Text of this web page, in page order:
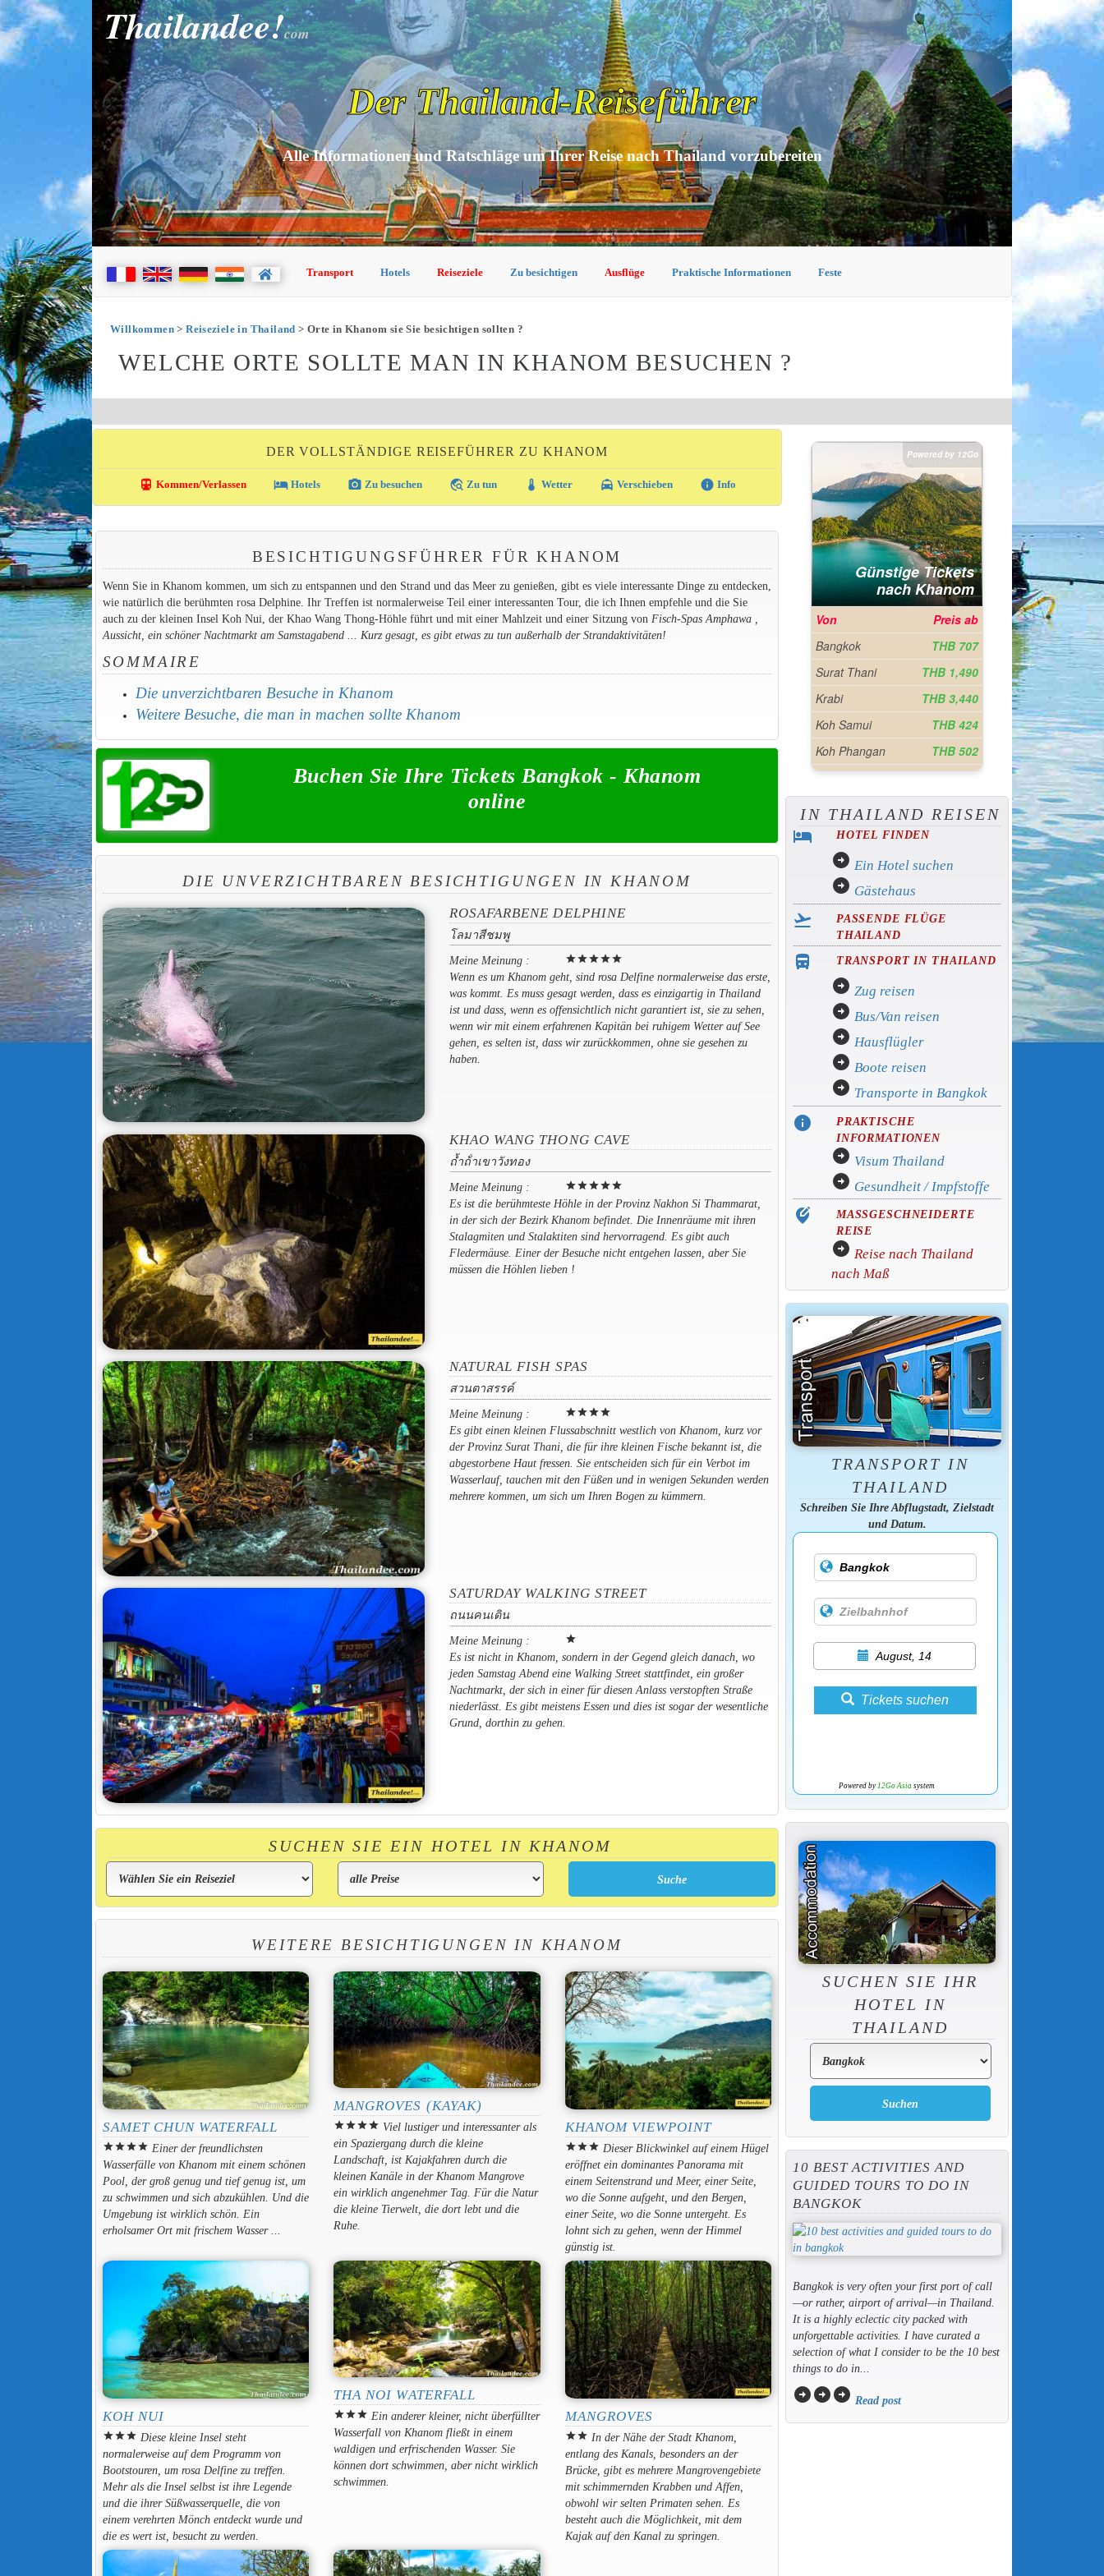
Thailandee!com
Der Thailand-Reiseführer
Alle Informationen und Ratschläge um Ihrer Reise nach Thailand vorzubereiten
Transport Hotels Reiseziele Zu besichtigen Ausflüge Praktische Informationen Feste
Willkommen>Reiseziele in Thailand > Orte in Khanom sie Sie besichtigen sollten ?
WELCHE ORTE SOLLTE MAN IN KHANOM BESUCHEN ?
DER VOLLSTÄNDIGE REISEFÜHRER ZU KHANOM
directions_transit Kommen/Verlassen local_hotelHotels photo_camera Zu besuchen travel_explore Zu tun thermostat Wetter local_taxi Verschieben info Info
BESICHTIGUNGSFÜHRER FÜR KHANOM
Wenn Sie in Khanom kommen, um sich zu entspannen und den Strand und das Meer zu genießen, gibt es viele interessante Dinge zu entdecken,
wie natürlich die berühmten rosa Delphine. Ihr Treffen ist normalerweise Teil einer interessanten Tour, die ich Ihnen empfehle und die Sie
auch zu der kleinen Insel Koh Nui, der Khao Wang Thong-Höhle führt und mit einer Mahlzeit und einer Sitzung von Fisch-Spas Amphawa ,
Aussicht, ein schöner Nachtmarkt am Samstagabend ... Kurz gesagt, es gibt etwas zu tun außerhalb der Strandaktivitäten!
SOMMAIRE
Die unverzichtbaren Besuche in Khanom
Weitere Besuche, die man in machen sollte Khanom
Buchen Sie Ihre Tickets Bangkok - Khanom
online
DIE UNVERZICHTBAREN BESICHTIGUNGEN IN KHANOM
ROSAFARBENE DELPHINE
โลมาสีชมพู
Meine Meinung :
starstarstarstarstar
Wenn es um Khanom geht, sind rosa Delfine normalerweise das erste,
was kommt. Es muss gesagt werden, dass es einzigartig in Thailand
ist und dass, wenn es offensichtlich nicht garantiert ist, sie zu sehen,
wenn wir mit einem erfahrenen Kapitän bei ruhigem Wetter auf See
gehen, es selten ist, dass wir zurückkommen, ohne sie gesehen zu
haben.
KHAO WANG THONG CAVE
ถ้ำถ้ําเขาวังทอง
Meine Meinung :
starstarstarstarstar
Es ist die berühmteste Höhle in der Provinz Nakhon Si Thammarat,
in der sich der Bezirk Khanom befindet. Die Innenräume mit ihren
Stalagmiten und Stalaktiten sind hervorragend. Es gibt auch
Fledermäuse. Einer der Besuche nicht entgehen lassen, aber Sie
müssen die Höhlen lieben !
NATURAL FISH SPAS
สวนตาสรรค์
Meine Meinung :
starstarstarstar
Es gibt einen kleinen Flussabschnitt westlich von Khanom, kurz vor
der Provinz Surat Thani, die für ihre kleinen Fische bekannt ist, die
abgestorbene Haut fressen. Sie entscheiden sich für ein Verbot im
Wasserlauf, tauchen mit den Füßen und in wenigen Sekunden werden
mehrere kommen, um sich um Ihren Bogen zu kümmern.
SATURDAY WALKING STREET
ถนนคนเดิน
Meine Meinung :
star
Es ist nicht in Khanom, sondern in der Gegend gleich danach, wo
jeden Samstag Abend eine Walking Street stattfindet, ein großer
Nachtmarkt, der sich in einer für diesen Anlass verstopften Straße
niederlässt. Es gibt meistens Essen und dies ist sogar der wesentliche
Grund, dorthin zu gehen.
SUCHEN SIE EIN HOTEL IN KHANOM
WEITERE BESICHTIGUNGEN IN KHANOM
SAMET CHUN WATERFALL
starstarstarstar Einer der freundlichsten
Wasserfälle von Khanom mit einem schönen
Pool, der groß genug und tief genug ist, um
zu schwimmen und sich abzukühlen. Und die
Umgebung ist wirklich schön. Ein
erholsamer Ort mit frischem Wasser ...
MANGROVES (KAYAK)
starstarstarstar Viel lustiger und interessanter als
ein Spaziergang durch die kleine
Landschaft, ist Kajakfahren durch die
kleinen Kanäle in der Khanom Mangrove
ein wirklich angenehmer Tag. Für die Natur
die kleine Tierwelt, die dort lebt und die
Ruhe.
KHANOM VIEWPOINT
starstarstar Dieser Blickwinkel auf einem Hügel
eröffnet ein dominantes Panorama mit
einem Seitenstrand und Meer, einer Seite,
wo die Sonne aufgeht, und den Bergen,
einer Seite, wo die Sonne untergeht. Es
lohnt sich zu gehen, wenn der Himmel
günstig ist.
KOH NUI
starstarstar Diese kleine Insel steht
normalerweise auf dem Programm von
Bootstouren, um rosa Delfine zu treffen.
Mehr als die Insel selbst ist ihre Legende
und die ihrer Süßwasserquelle, die von
einem verehrten Mönch entdeckt wurde und
die es wert ist, besucht zu werden.
THA NOI WATERFALL
starstarstar Ein anderer kleiner, nicht überfüllter
Wasserfall von Khanom fließt in einem
waldigen und erfrischenden Wasser. Sie
können dort schwimmen, aber nicht wirklich
schwimmen.
MANGROVES
starstar In der Nähe der Stadt Khanom,
entlang des Kanals, besonders an der
Brücke, gibt es mehrere Mangrovengebiete
mit schimmernden Krabben und Affen,
obwohl wir selten Primaten sehen. Es
besteht auch die Möglichkeit, mit dem
Kajak auf den Kanal zu springen.
IN THAILAND REISEN
hotel HOTEL FINDEN
arrow_circle_right Ein Hotel suchen
arrow_circle_right Gästehaus
flight_takeoff
PASSENDE FLÜGE
THAILAND
directions_bus_filled TRANSPORT IN THAILAND
arrow_circle_right Zug reisen
arrow_circle_right Bus/Van reisen
arrow_circle_right Hausflügler
arrow_circle_right Boote reisen
arrow_circle_right Transporte in Bangkok
info
PRAKTISCHE
INFORMATIONEN
arrow_circle_right Visum Thailand
arrow_circle_right Gesundheit / Impfstoffe
edit_location_alt
MASSGESCHNEIDERTE
REISE
arrow_circle_right Reise nach Thailand
nach Maß
TRANSPORT IN
THAILAND
Schreiben Sie Ihre Abflugstadt, Zielstadt
und Datum.
August, 14
Tickets suchen
Powered by12Go Asia system
SUCHEN SIE IHR
HOTEL IN
THAILAND
10 BEST ACTIVITIES AND
GUIDED TOURS TO DO IN
BANGKOK
Bangkok is very often your first port of call
—or rather, airport of arrival—in Thailand.
It is a highly eclectic city packed with
unforgettable activities. I have curated a
selection of what I consider to be the 10 best
things to do in...
arrow_circle_rightarrow_circle_rightarrow_circle_right Read post